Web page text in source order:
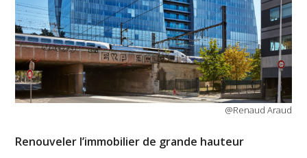
@Renaud Araud
Renouveler l’immobilier de grande hauteur